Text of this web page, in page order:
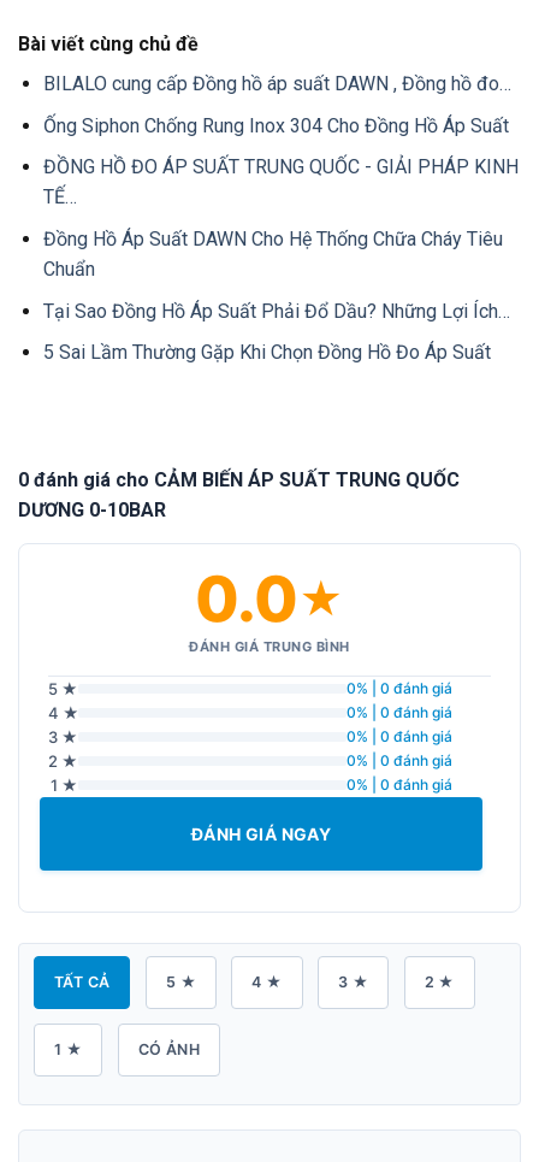
Bài viết cùng chủ đề
BILALO cung cấp Đồng hồ áp suất DAWN , Đồng hồ đo…
Ống Siphon Chống Rung Inox 304 Cho Đồng Hồ Áp Suất
ĐỒNG HỒ ĐO ÁP SUẤT TRUNG QUỐC - GIẢI PHÁP KINH
TẾ…
Đồng Hồ Áp Suất DAWN Cho Hệ Thống Chữa Cháy Tiêu
Chuẩn
Tại Sao Đồng Hồ Áp Suất Phải Đổ Dầu? Những Lợi Ích…
5 Sai Lầm Thường Gặp Khi Chọn Đồng Hồ Đo Áp Suất
0 đánh giá cho CẢM BIẾN ÁP SUẤT TRUNG QUỐC
DƯƠNG 0-10BAR
0.0★
ĐÁNH GIÁ TRUNG BÌNH
5 ★ 0% | 0 đánh giá
4 ★ 0% | 0 đánh giá
3 ★ 0% | 0 đánh giá
2 ★ 0% | 0 đánh giá
1 ★ 0% | 0 đánh giá
ĐÁNH GIÁ NGAY
TẤT CẢ 5 ★ 4 ★ 3 ★ 2 ★
1 ★ CÓ ẢNH